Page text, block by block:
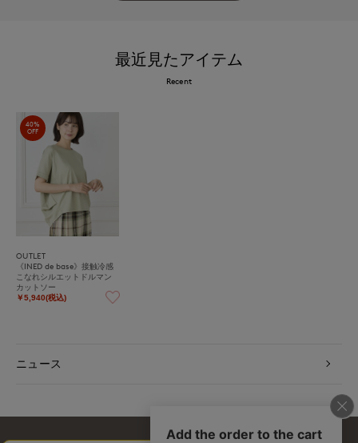
最近見たアイテム
Recent
40%
OFF
OUTLET
《INED de base》接触冷感
こなれシルエットドルマン
カットソー
￥5,940(税込)
ニュース